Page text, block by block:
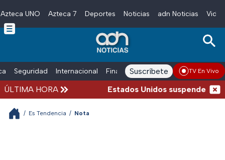
Skip to main content
Azteca UNO Azteca 7 Deportes Noticias adn Noticias
Seguridad Internacional Finanzas adn Noticias Radio
Suscríbete TV En Vivo
ÚLTIMA HORA Estados Unidos suspende la
/ Es Tendencia / Nota